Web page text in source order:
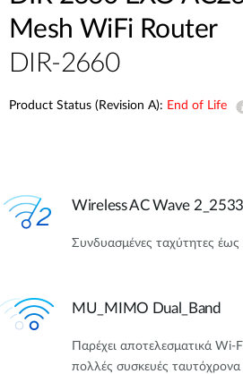
mydlink
Σημεία Πώλησης
Blog
Υποστήριξη
Mesh WiFi Router
DIR-2660
Product Status (Revision A): End of Life
Wireless AC Wave
Συνδυασμένες ταχύτητες
MU_MIMO Dual_Band
Παρέχει αποτελεσματικά
πολλές συσκευές